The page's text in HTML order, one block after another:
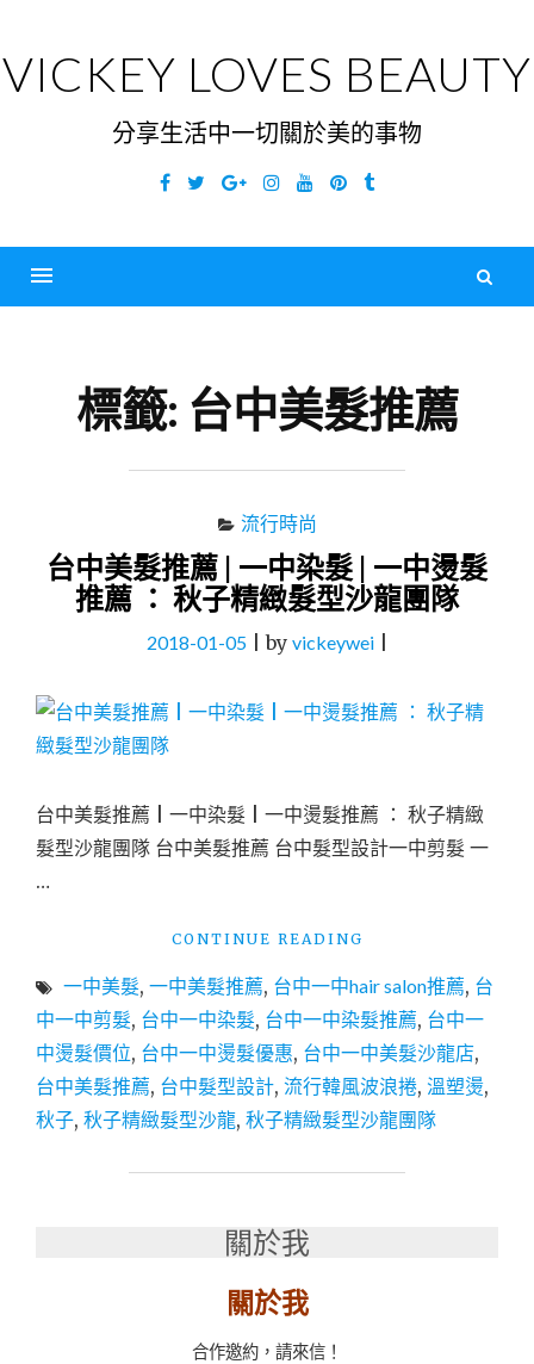
content
VICKEY LOVES BEAUTY
分享生活中一切關於美的事物
Facebook
TwitterGoogleInstagramYouTubePinterest
Tumblr
標籤: 台中美髮推薦
流行時尚
台中美髮推薦 | 一中染髮 | 一中燙髮
推薦 ： 秋子精緻髮型沙龍團隊
2018-01-05|by vickeywei|
台中美髮推薦 | 一中染髮 | 一中燙髮推薦 ： 秋子精緻
髮型沙龍團隊 台中美髮推薦 台中髮型設計一中剪髮 一
…
CONTINUE READING
美
髮
薦
|
一
一中美髮, 一中美髮推薦, 台中一中hair salon推薦, 台
中一中剪髮, 台中一中染髮, 台中一中染髮推薦, 台中一
中燙髮價位, 台中一中燙髮優惠, 台中一中美髮沙龍店,
台中美髮推薦, 台中髮型設計, 流行韓風波浪捲, 溫塑燙,
秋子, 秋子精緻髮型沙龍, 秋子精緻髮型沙龍團隊
關於我
關於我
合作邀約，請來信！